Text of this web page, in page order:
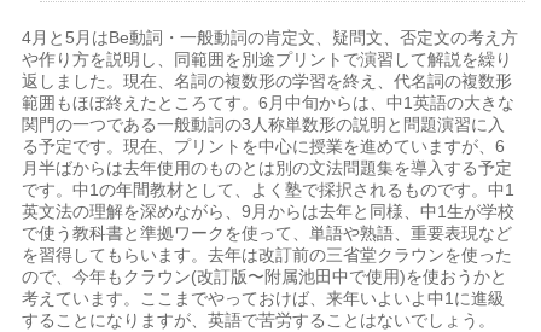
4月と5月はBe動詞・一般動詞の肯定文、疑問文、否定文の考え方
や作り方を説明し、同範囲を別途プリントで演習して解説を繰り
返しました。現在、名詞の複数形の学習を終え、代名詞の複数形
範囲もほぼ終えたところてす。6月中旬からは、中1英語の大きな
関門の一つである一般動詞の3人称単数形の説明と問題演習に入
る予定です。現在、プリントを中心に授業を進めていますが、6
月半ばからは去年使用のものとは別の文法問題集を導入する予定
です。中1の年間教材として、よく塾で採択されるものです。中1
英文法の理解を深めながら、9月からは去年と同様、中1生が学校
で使う教科書と準拠ワークを使って、単語や熟語、重要表現など
を習得してもらいます。去年は改訂前の三省堂クラウンを使った
ので、今年もクラウン(改訂版〜附属池田中で使用)を使おうかと
考えています。ここまでやっておけば、来年いよいよ中1に進級
することになりますが、英語で苦労することはないでしょう。